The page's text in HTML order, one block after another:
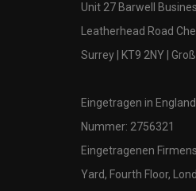
Unit 27 Barwell
Leatherhead Road
Surrey | KT9 2NY |
Eingetragen in
Nummer: 2756321
Eingetragenen
Yard, Fourth Floor,